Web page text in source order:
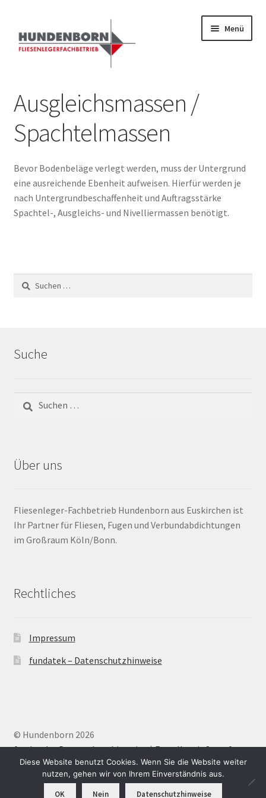
Navigation
springen
Inhalt
springen
Menü
Alte Fliesen, Vintage Fliesen, Reservefliesen,
Austauschfliesen, Retrofliesen, Historische Fliesen Ankauf
und Verkauf
Anfrage senden
Fliesenkatalog
Impressum
Abriebgruppe
Ardex
Ausgleichsmassen / Spachtelmassen
Bewegungsfugen / Dehnungsfuge
CM Messung
Craquelé
Ausgleichsmassen /
Spachtelmassen
Bevor Bodenbeläge verlegt werden, muss der Untergrund
eine ausreichende Ebenheit aufweisen. Hierfür werden je
nach Untergrundbeschaffenheit und Auftragsstärke
Spachtel-, Ausgleichs- und Nivelliermassen benötigt.
Suchen
nach:
Suche
nach:
Über uns
Fliesenleger-Fachbetrieb Hundenborn aus Euskirchen ist
Ihr Partner für Fliesen, Fugen und Verbundabdichtungen
im Großraum Köln/Bonn.
Rechtliches
Impressum
fundatek – Datenschutzhinweise
© Hundenborn 2026
fundatek – Datenschutzhinweise
Erstellt mit Storefront.
Diese Website benutzt Cookies. Wenn Sie die Website weiter
nutzen, gehen wir von Ihrem Einverständnis aus.
OK Nein Datenschutzhinweise